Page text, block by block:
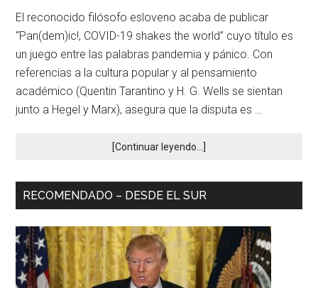
El reconocido filósofo esloveno acaba de publicar
“Pan(dem)ic!, COVID-19 shakes the world” cuyo título es
un juego entre las palabras pandemia y pánico. Con
referencias a la cultura popular y al pensamiento
académico (Quentin Tarantino y H. G. Wells se sientan
junto a Hegel y Marx), asegura que la disputa es …
[Continuar leyendo...]
RECOMENDADO – DESDE EL SUR